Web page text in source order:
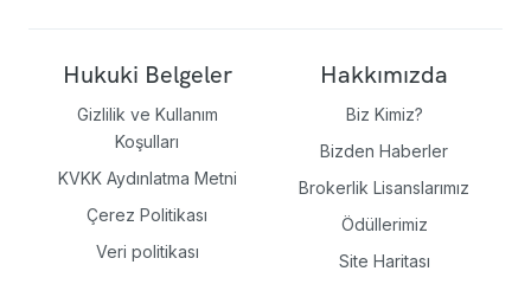
Hukuki Belgeler
Gizlilik ve Kullanım
Koşulları
KVKK Aydınlatma Metni
Çerez Politikası
Veri politikası
Hakkımızda
Biz Kimiz?
Bizden Haberler
Brokerlik Lisanslarımız
Ödüllerimiz
Site Haritası